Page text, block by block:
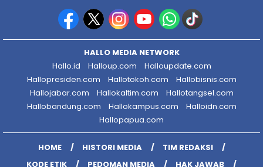
HALLO MEDIA NETWORK
Hallo.id
Halloup.com
Halloupdate.com
Hallopresiden.com
Hallotokoh.com
Hallobisnis.com
Hallojabar.com
Hallokaltim.com
Hallotangsel.com
Hallobandung.com
Hallokampus.com
Halloidn.com
Hallopapua.com
HOME HISTORI MEDIA
TIM REDAKSI
KODE ETIK
PEDOMAN MEDIA HAK JAWAB